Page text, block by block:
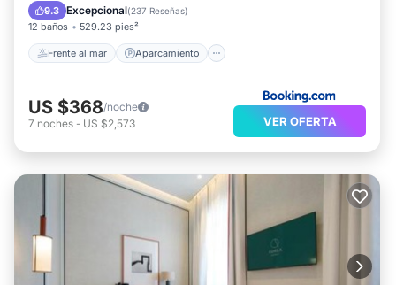
9.3 Excepcional(237 Reseñas)
12 baños 529.23 pies²
Frente al mar Aparcamiento
Vista al mar
US $368/noche
7 noches - US $2,573 VER OFERTA